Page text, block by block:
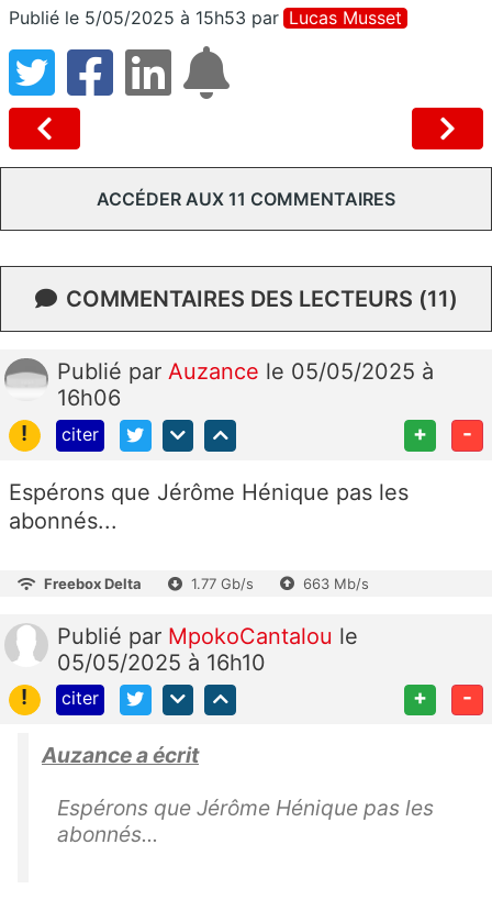
Publié le 5/05/2025 à 15h53 par Lucas Musset
ACCÉDER AUX 11 COMMENTAIRES
COMMENTAIRES DES LECTEURS (11)
Publié par Auzance le 05/05/2025 à
16h06
!
citer + -
Espérons que Jérôme Hénique pas les
abonnés...
Freebox Delta 1.77 Gb/s 663 Mb/s
Publié par MpokoCantalou le
05/05/2025 à 16h10
!
citer + -
Auzance a écrit
Espérons que Jérôme Hénique pas les
abonnés...